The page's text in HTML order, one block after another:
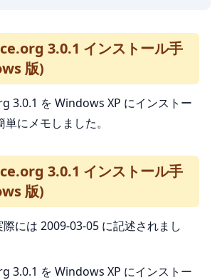
3.0.1 インストール手
版)
3.0.1 を Windows XP にインストー
にメモしました。
3.0.1 インストール手
版)
には 2009-03-05 に記述されまし
3.0.1 を Windows XP にインストー